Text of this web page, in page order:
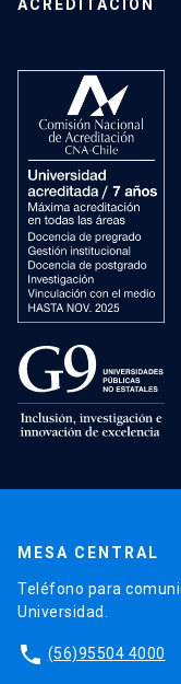
ACREDITACIÓN
MESA CENTRAL
Teléfono para
Universidad.
phone (56)95504 4000